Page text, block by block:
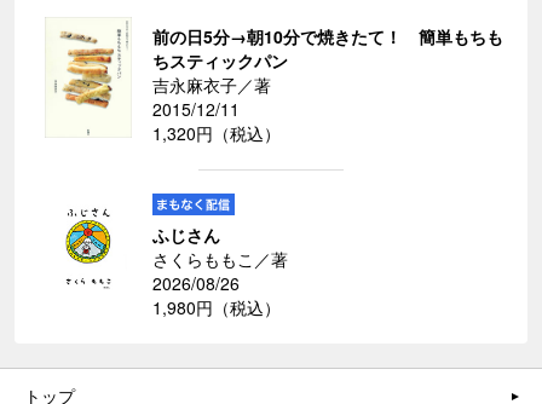
前の日5分→朝10分で焼きたて！ 簡単もちも
ちスティックパン
吉永麻衣子／著
2015/12/11
1,320円（税込）
ふじさん
さくらももこ／著
2026/08/26
1,980円（税込）
トップ